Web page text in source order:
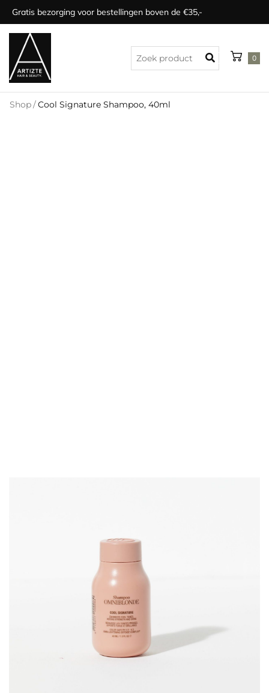
Gratis bezorging voor bestellingen boven de €35,-
0
Shop/Cool Signature Shampoo, 40ml